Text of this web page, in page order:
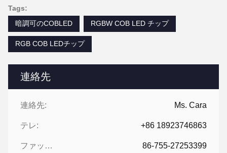
連絡先
連絡先: Ms. Cara
テレ: +86 18923746863
ファックス: 86-755-27253399
Tags:
暗調可のCOBLED
RGBW COB LED チップ
RGB COB LEDチップ